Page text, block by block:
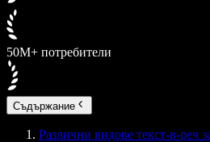
50M+ потребители
Съдържание
Различни видове текст-в-реч